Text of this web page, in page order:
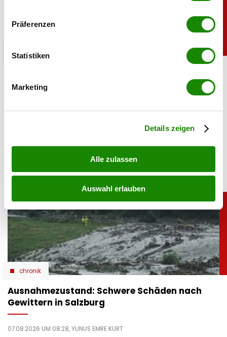
Informationen über Ihre geografische Lage
können
bestimmten Merkmalen (Fingerprinting) identifizieren
Erfahren Sie mehr darüber, wie Ihre persönlichen Daten
Präferenzen
Statistiken
Marketing
Details zeigen
Alle zulassen
Auswahl erlauben
chronik
Gold ist wieder gefragt: Der Preis stieg auf den höchsten
fallender Dollar liefern neuen Rückenwind.
chronik
Ausnahmezustand: Schwere Schäden nach
Gewittern in Salzburg
07.08.2026 UM 08:28,YUNUS EMRE KURT